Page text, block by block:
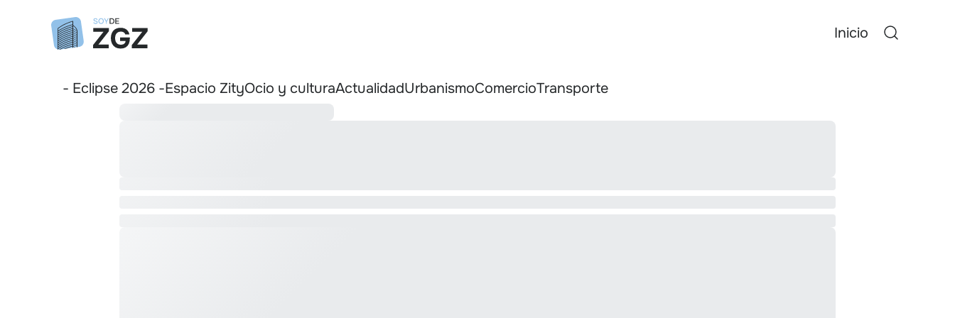
Inicio
- Eclipse 2026 -Espacio ZityOcio y culturaActualidadUrbanismoComercioTransporte